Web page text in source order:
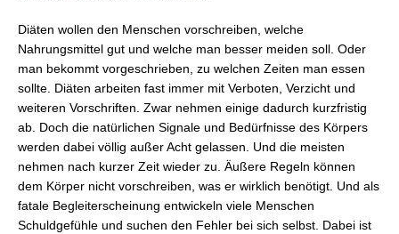
Diäten wollen den Menschen vorschreiben, welche
Nahrungsmittel gut und welche man besser meiden soll. Oder
man bekommt vorgeschrieben, zu welchen Zeiten man essen
sollte. Diäten arbeiten fast immer mit Verboten, Verzicht und
weiteren Vorschriften. Zwar nehmen einige dadurch kurzfristig
ab. Doch die natürlichen Signale und Bedürfnisse des Körpers
werden dabei völlig außer Acht gelassen. Und die meisten
nehmen nach kurzer Zeit wieder zu. Äußere Regeln können
dem Körper nicht vorschreiben, was er wirklich benötigt. Und als
fatale Begleiterscheinung entwickeln viele Menschen
Schuldgefühle und suchen den Fehler bei sich selbst. Dabei ist